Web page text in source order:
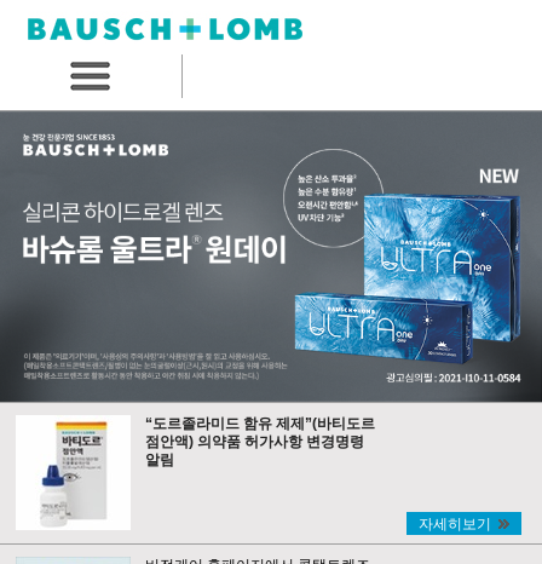
“도르졸라미드 함유 제제”(바티도르
점안액) 의약품 허가사항 변경명령
알림
자세히보기